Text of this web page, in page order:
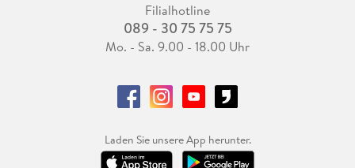
Filialhotline
089 - 30 75 75 75
Mo. - Sa. 9.00 - 18.00 Uhr
Laden Sie unsere App herunter.